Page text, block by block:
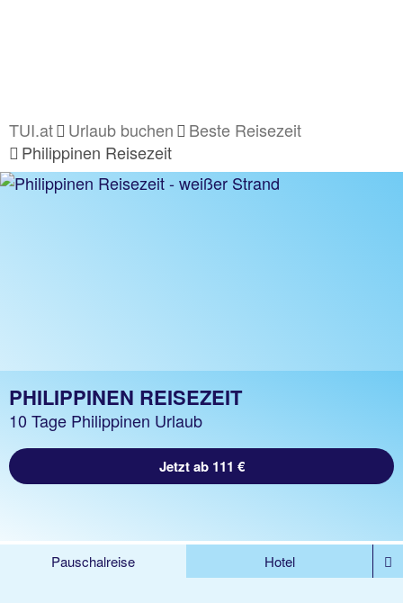
TUI.at Urlaub buchen
Beste Reisezeit
Philippinen Reisezeit
PHILIPPINEN REISEZEIT
10 Tage Philippinen Urlaub
Jetzt ab 111 €
Pauschalreise
Hotel